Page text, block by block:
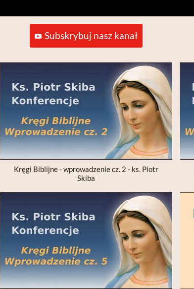
Subskrybuj nasz kanał
Kręgi Biblijne - wprowadzenie cz. 2 - ks. Piotr
Skiba